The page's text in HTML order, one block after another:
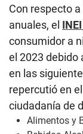
Con respecto
anuales, el INEI
consumidor a
el 2023 debido
en las
repercutió en
ciudadanía de
Alimentos y